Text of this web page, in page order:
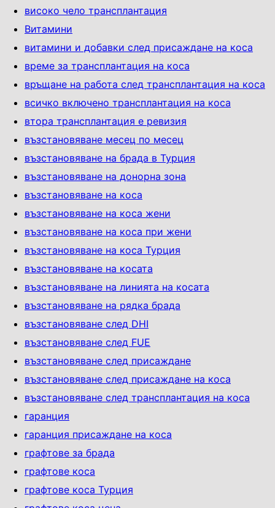
високо чело трансплантация
Витамини
витамини и добавки след присаждане на коса
време за трансплантация на коса
връщане на работа след трансплантация на коса
всичко включено трансплантация на коса
втора трансплантация е ревизия
възстановяване месец по месец
възстановяване на брада в Турция
възстановяване на донорна зона
възстановяване на коса
възстановяване на коса жени
възстановяване на коса при жени
възстановяване на коса Турция
възстановяване на косата
възстановяване на линията на косата
възстановяване на рядка брада
възстановяване след DHI
възстановяване след FUE
възстановяване след присаждане
възстановяване след присаждане на коса
възстановяване след трансплантация на коса
гаранция
гаранция присаждане на коса
графтове за брада
графтове коса
графтове коса Турция